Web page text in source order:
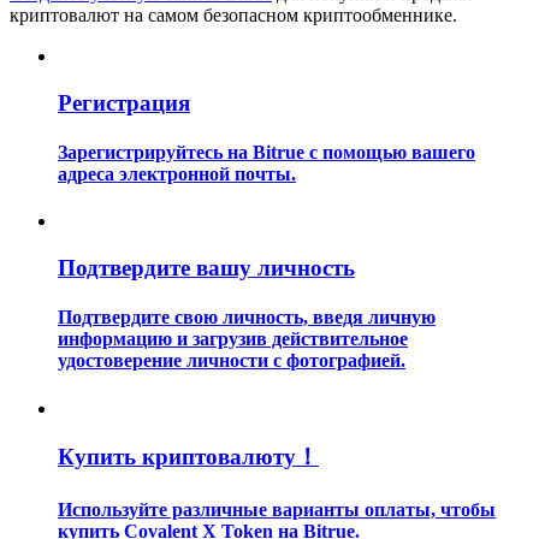
Гид
Торговые стратегии
Узнайте, как оставаться прибыльным
криптовалют на самом безопасном криптообменнике.
Регистрация
Зарегистрируйтесь на Bitrue с помощью вашего
адреса электронной почты.
Подтвердите вашу личность
Подтвердите свою личность, введя личную
информацию и загрузив действительное
удостоверение личности с фотографией.
Купить криптовалюту！
Используйте различные варианты оплаты, чтобы
купить Covalent X Token на Bitrue.